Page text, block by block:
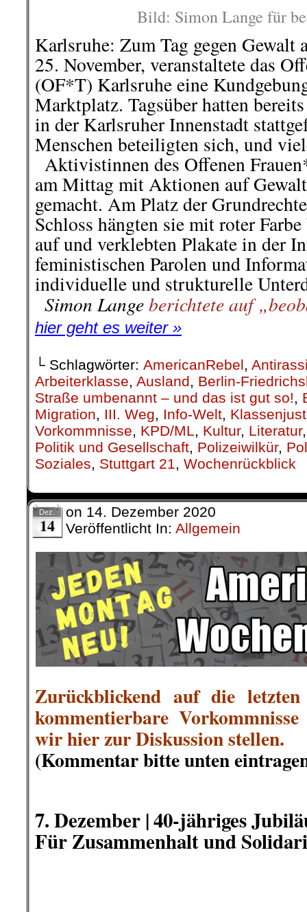
Zurückblickend auf die
kommentierbare
wir hier zur Diskussion stellen.
(Kommentar bitte unten
7.Dezember |40-jähriges
Für Zusammenhalt und
Unter dem Motto „Für
die Föderation demokratischer
dieses Jahr ihr 40-jähriges
..Seit unserer Gründung
politischen Grundsatz
gleichberechtigtes,
Zusammenleben aller Menschen
uns in Gewerkschaften,
Initiativen – gegen Sozial- und
und prekäre Beschäftigung,
Diskriminierung, Aufrüstung und
Spaltung, Rassismus und
..Mehr dazu:Jubiläum der DIDIF
.
.
9. Dezember|Lufthansa:
Milliarden:
29-Tausend Kollegen/innen
Neun Milliarden Euro
Airline Lufthansa in den
zum 31. Dezember 29.000
..Das muss man sich einmal
führen. 9 Milliarden Euro aus
Arbeitslose ab 1. Januar 2021.
nicht sein, in welchem
wir alle leben!
..RoterMorgeneröffnete die
.
9. Dezember |Schleswig-
Brandanschlag in Mölln: 27